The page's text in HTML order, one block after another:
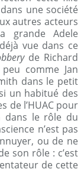
une société
autres acteurs
grande Adele
vue dans ce
de Richard
comme Jan
dans le petit
un habitué des
de l’HUAC pour
dans le rôle du
n’est pas
ou de ne
son rôle : c’est
de cette